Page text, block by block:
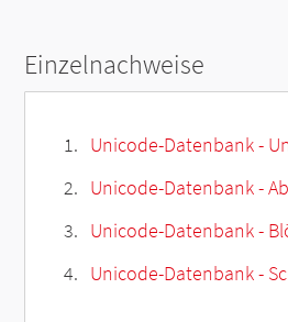
Einzelnachweise
Unicode-Datenbank -
Unicode-Datenbank -
Unicode-Datenbank -
Unicode-Datenbank -